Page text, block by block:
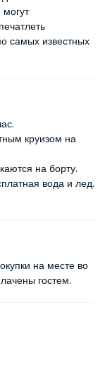
самых известных
круизом на
на борту.
вода и лед.
на месте во
гостем.